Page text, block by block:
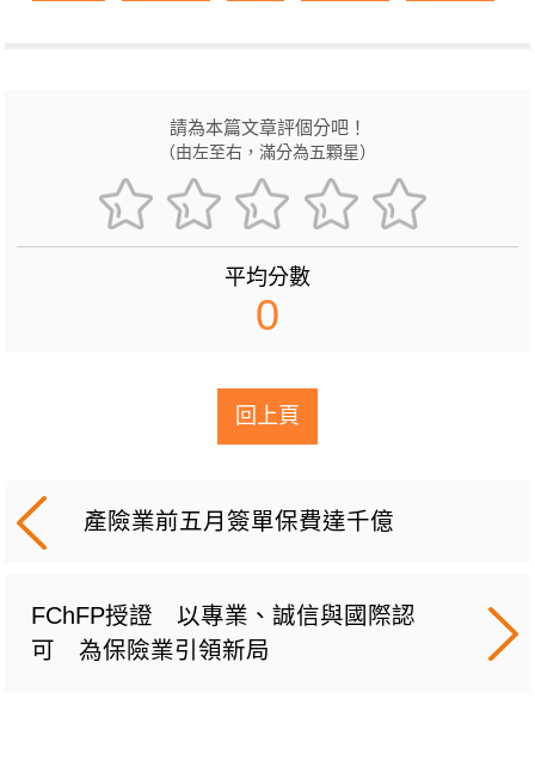
請為本篇文章評個分吧！
（由左至右，滿分為五顆星）
平均分數
0
回上頁
產險業前五月簽單保費達千億
FChFP授證 以專業、誠信與國際認
可 為保險業引領新局